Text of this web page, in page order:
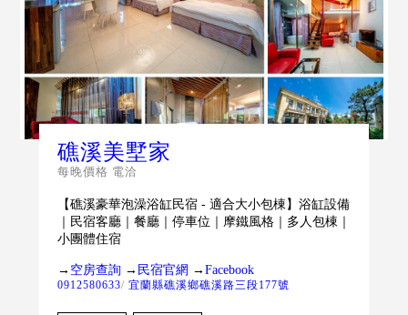
礁溪美墅家
每晚價格 電洽
【礁溪豪華泡澡浴缸民宿 - 適合大小包棟】浴缸設備
｜民宿客廳｜餐廳｜停車位｜摩鐵風格｜多人包棟｜
小團體住宿
→ 空房查詢→ 民宿官網 →Facebook
0912580633/ 宜蘭縣礁溪鄉礁溪路三段177號